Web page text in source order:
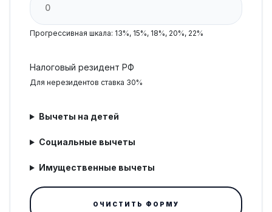
Прогрессивная шкала: 13%, 15%, 18%, 20%, 22%
Налоговый резидент РФ
Для нерезидентов ставка 30%
Вычеты на детей
Социальные вычеты
Имущественные вычеты
ОЧИСТИТЬ ФОРМУ